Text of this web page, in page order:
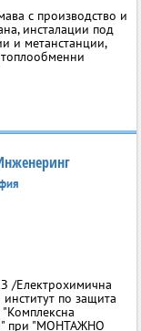
с производство и
инсталации под
и метанстанции,
/Електрохимична
по защита
при "МОНТАЖНО